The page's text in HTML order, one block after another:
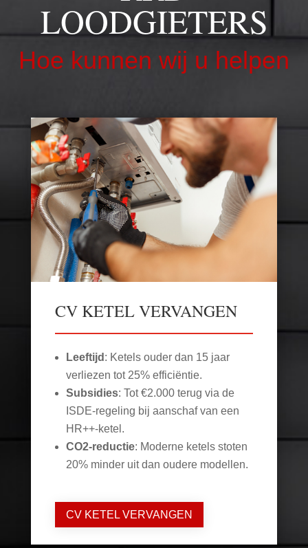
LOODGIETERS
Hoe kunnen wij u helpen
CV KETEL VERVANGEN
Leeftijd : Ketels ouder dan 15 jaar
verliezen tot 25% efficiëntie.
Subsidies: Tot €2.000 terug via de
ISDE-regeling bij aanschaf van een
HR++-ketel.
CO2-reductie: Moderne ketels stoten
20% minder uit dan oudere modellen.
CV KETEL VERVANGEN